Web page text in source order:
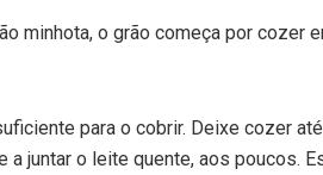
para o cobrir. Deixe cozer até
no interior.